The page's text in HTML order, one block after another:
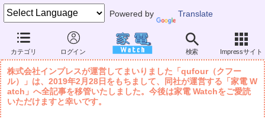
Powered by Translate
カテゴリ ログイン 検索 Impressサイト
家電 Watch 暮らし 妊娠・子育て 季節・イベント
株式会社インプレスが運営してまいりました「qufour（クフー
ル）」は、2019年2月28日をもちまして、同社が運営する「家電 W
atch」へ全記事を移管いたしました。今後は家電 Watchをご愛読
いただけますと幸いです。